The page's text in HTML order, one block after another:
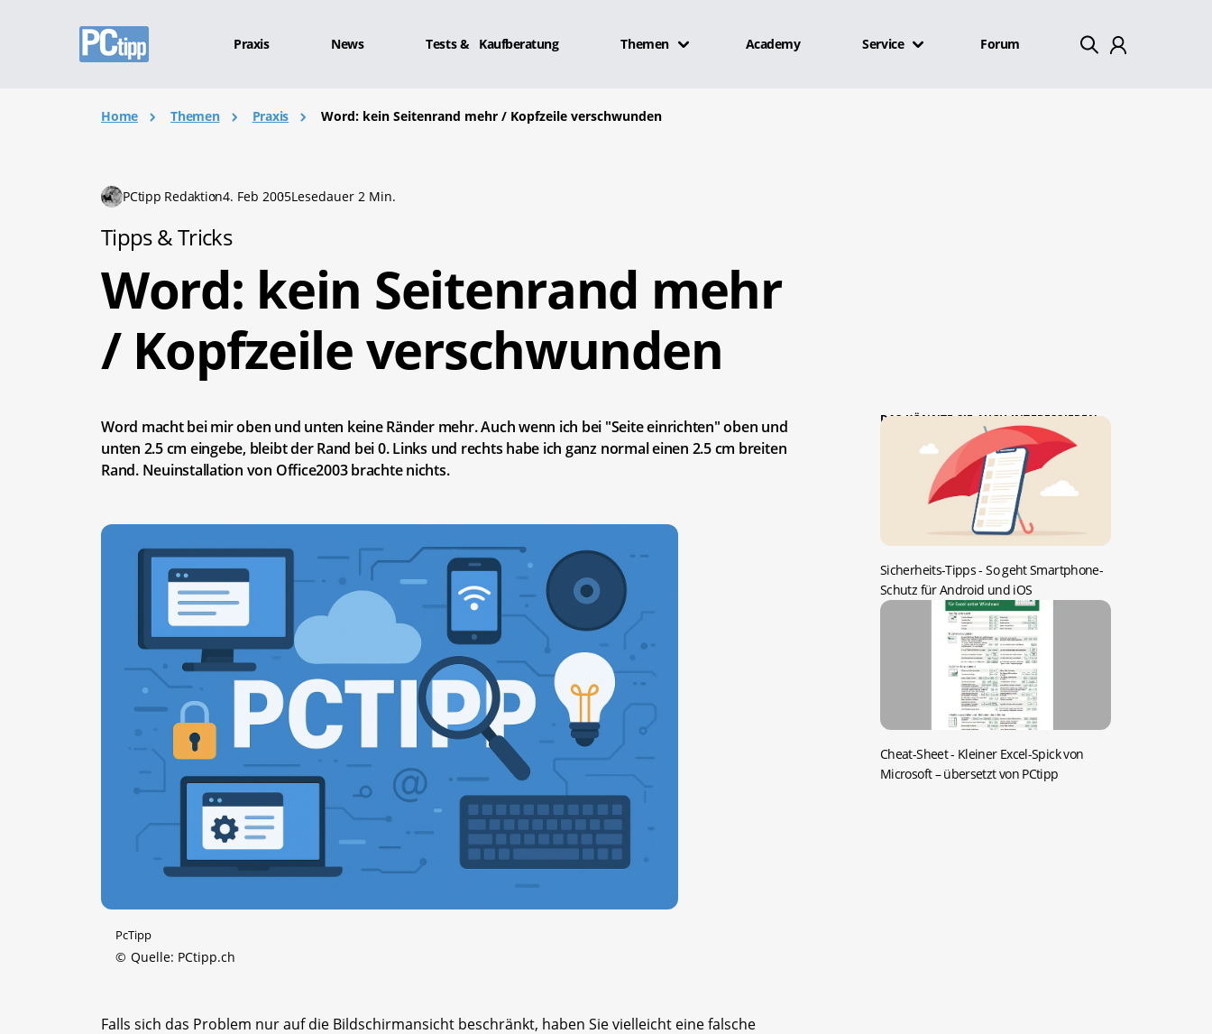
Praxis News Tests & Kaufberatung Themen Academy Service Forum
Home Themen Praxis Word: kein Seitenrand mehr / Kopfzeile verschwunden
PCtipp Redaktion4. Feb 2005Lesedauer 2 Min.
Tipps & Tricks
Word: kein Seitenrand mehr
/ Kopfzeile verschwunden
Word macht bei mir oben und unten keine Ränder mehr. Auch wenn ich bei "Seite einrichten" oben und
unten 2.5 cm eingebe, bleibt der Rand bei 0. Links und rechts habe ich ganz normal einen 2.5 cm breiten
Rand. Neuinstallation von Office2003 brachte nichts.
PcTipp
© Quelle: PCtipp.ch
Falls sich das Problem nur auf die Bildschirmansicht beschränkt, haben Sie vielleicht eine falsche
DAS KÖNNTE SIE AUCH INTERESSIEREN:
Sicherheits-Tipps -So geht Smartphone-
Schutz für Android und iOS
Cheat-Sheet - Kleiner Excel-Spick von
Microsoft – übersetzt von PCtipp